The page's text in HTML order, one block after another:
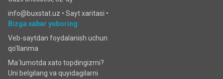
info@buxstat.uz • Sayt xaritasi •
Bizga xabar yuboring
Veb-saytdan foydalanish uchun
qo'llanma
Ma`lumotda xato topdingizmi?
Uni belgilang va quyidagilarni